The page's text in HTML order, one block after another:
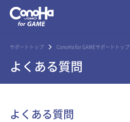
サポートトップ ConoHa for GAMEサポートトップ
よくある質問
よくある質問